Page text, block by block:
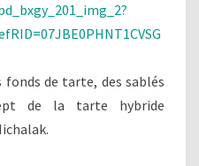
de tarte, des sablés
de la tarte hybride